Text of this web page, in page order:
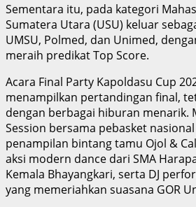
Sementara itu, pada kategori
Sumatera Utara (USU) keluar
UMSU, Polmed, dan Unimed,
meraih predikat Top Score.
Acara Final Party Kapoldasu Cup
menampilkan pertandingan final,
dengan berbagai hiburan menarik.
Session bersama pebasket
penampilan bintang tamu Ojol &
aksi modern dance dari SMA
Kemala Bhayangkari, serta DJ
yang memeriahkan suasana GOR